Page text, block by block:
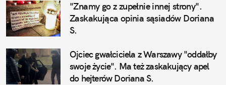
"Znamy go z zupełnie innej strony".
Zaskakująca opinia sąsiadów Doriana
S.
Ojciec gwałciciela z Warszawy "oddałby
swoje życie". Ma też zaskakujący apel
do hejterów Doriana S.